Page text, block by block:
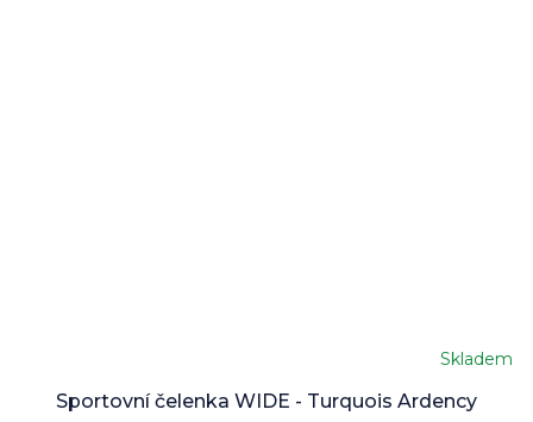
Sportovní čelenka WIDE - Turquois Ardency
Skladem